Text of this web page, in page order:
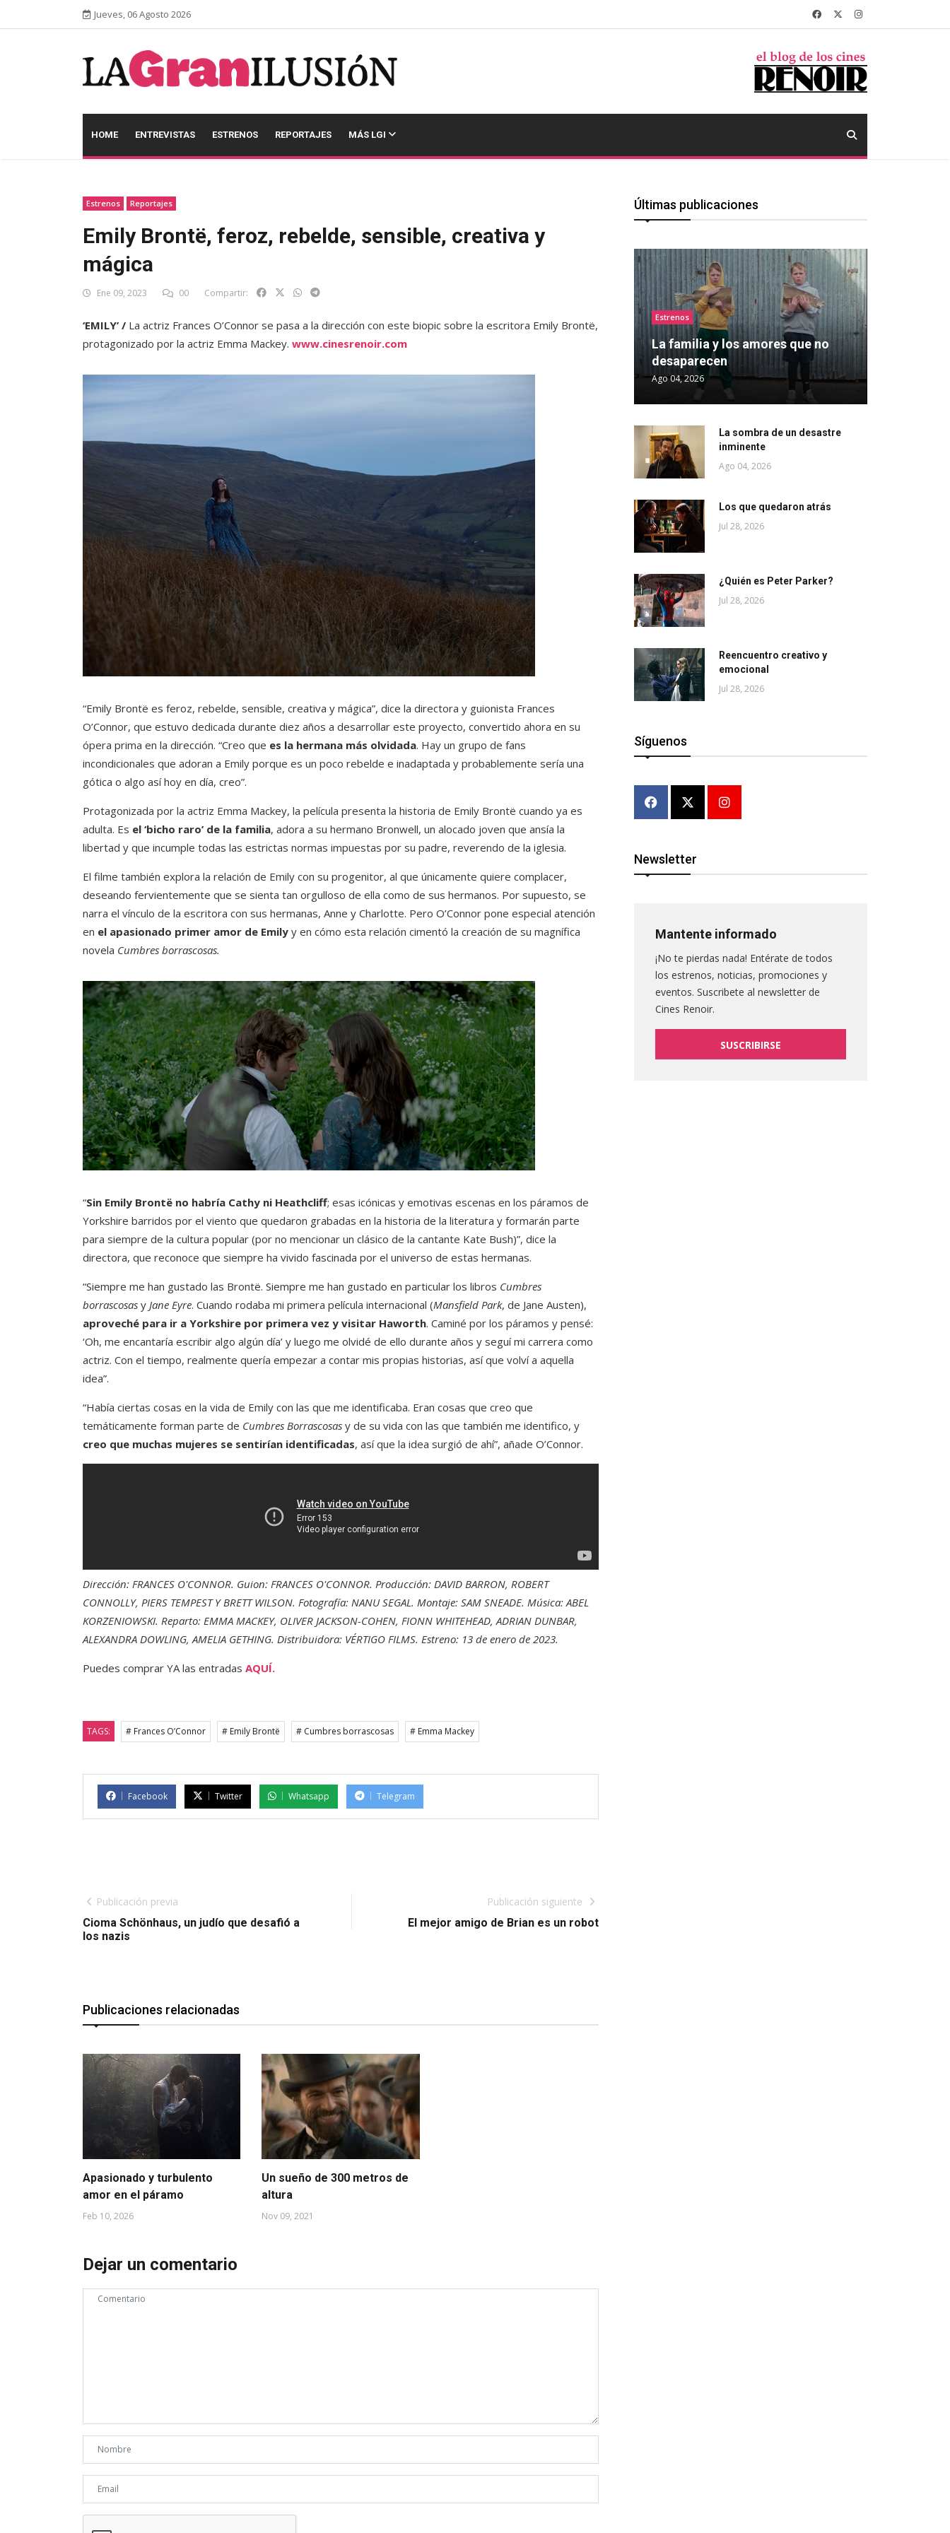
Jueves, 06 Agosto 2026
HOME ENTREVISTAS ESTRENOS REPORTAJES MÁS LGI
Estrenos Reportajes
Emily Brontë, feroz, rebelde, sensible, creativa y
mágica
Ene 09, 2023 00 Compartir:
‘EMILY’ / La actriz Frances O’Connor se pasa a la dirección con este biopic sobre la escritora Emily Brontë,
protagonizado por la actriz Emma Mackey. www.cinesrenoir.com
“Emily Brontë es feroz, rebelde, sensible, creativa y mágica”, dice la directora y guionista Frances
O’Connor, que estuvo dedicada durante diez años a desarrollar este proyecto, convertido ahora en su
ópera prima en la dirección. “Creo que es la hermana más olvidada. Hay un grupo de fans
incondicionales que adoran a Emily porque es un poco rebelde e inadaptada y probablemente sería una
gótica o algo así hoy en día, creo”.
Protagonizada por la actriz Emma Mackey, la película presenta la historia de Emily Brontë cuando ya es
adulta. Es el ‘bicho raro’ de la familia, adora a su hermano Bronwell, un alocado joven que ansía la
libertad y que incumple todas las estrictas normas impuestas por su padre, reverendo de la iglesia.
El filme también explora la relación de Emily con su progenitor, al que únicamente quiere complacer,
deseando fervientemente que se sienta tan orgulloso de ella como de sus hermanos. Por supuesto, se
narra el vínculo de la escritora con sus hermanas, Anne y Charlotte. Pero O’Connor pone especial atención
en el apasionado primer amor de Emily y en cómo esta relación cimentó la creación de su magnífica
novela Cumbres borrascosas.
“Sin Emily Brontë no habría Cathy ni Heathcliff; esas icónicas y emotivas escenas en los páramos de
Yorkshire barridos por el viento que quedaron grabadas en la historia de la literatura y formarán parte
para siempre de la cultura popular (por no mencionar un clásico de la cantante Kate Bush)”, dice la
directora, que reconoce que siempre ha vivido fascinada por el universo de estas hermanas.
“Siempre me han gustado las Brontë. Siempre me han gustado en particular los libros Cumbres
borrascosas y Jane Eyre. Cuando rodaba mi primera película internacional (Mansfield Park, de Jane Austen),
aproveché para ir a Yorkshire por primera vez y visitar Haworth. Caminé por los páramos y pensé:
‘Oh, me encantaría escribir algo algún día’ y luego me olvidé de ello durante años y seguí mi carrera como
actriz. Con el tiempo, realmente quería empezar a contar mis propias historias, así que volví a aquella
idea”.
“Había ciertas cosas en la vida de Emily con las que me identificaba. Eran cosas que creo que
temáticamente forman parte de Cumbres Borrascosas y de su vida con las que también me identifico, y
creo que muchas mujeres se sentirían identificadas, así que la idea surgió de ahí”, añade O’Connor.
Dirección: FRANCES O'CONNOR. Guion: FRANCES O'CONNOR. Producción: DAVID BARRON, ROBERT
CONNOLLY, PIERS TEMPEST Y BRETT WILSON. Fotografía: NANU SEGAL. Montaje: SAM SNEADE. Música: ABEL
KORZENIOWSKI. Reparto: EMMA MACKEY, OLIVER JACKSON-COHEN, FIONN WHITEHEAD, ADRIAN DUNBAR,
ALEXANDRA DOWLING, AMELIA GETHING. Distribuidora: VÉRTIGO FILMS. Estreno: 13 de enero de 2023.
Puedes comprar YA las entradas AQUÍ.
TAGS: # Frances O’Connor # Emily Brontë # Cumbres borrascosas # Emma Mackey
Facebook Twitter Whatsapp Telegram
Publicación previa
Cioma Schönhaus, un judío que desafió a
los nazis
Publicación siguiente
El mejor amigo de Brian es un robot
Publicaciones relacionadas
Apasionado y turbulento
amor en el páramo
Feb 10, 2026
Un sueño de 300 metros de
altura
Nov 09, 2021
Dejar un comentario
Últimas publicaciones
Estrenos
La familia y los amores que no
desaparecen
Ago 04, 2026
La sombra de un desastre
inminente
Ago 04, 2026
Los que quedaron atrás
Jul 28, 2026
¿Quién es Peter Parker?
Jul 28, 2026
Reencuentro creativo y
emocional
Jul 28, 2026
Síguenos
Newsletter
Mantente informado
¡No te pierdas nada! Entérate de todos
los estrenos, noticias, promociones y
eventos. Suscribete al newsletter de
Cines Renoir.
SUSCRIBIRSE